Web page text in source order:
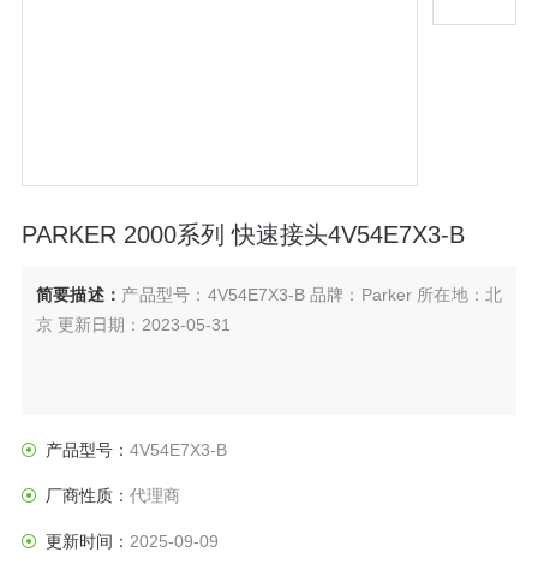
PARKER 2000系列 快速接头4V54E7X3-B
简要描述： 产品型号：4V54E7X3-B 品牌：Parker 所在地：北
京 更新日期：2023-05-31
产品型号： 4V54E7X3-B
厂商性质： 代理商
更新时间： 2025-09-09